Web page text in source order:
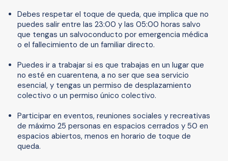
Debes respetar el toque de queda, que implica que no
puedes salir entre las 23:00 y las 05:00 horas salvo
que tengas un salvoconducto por emergencia médica
o el fallecimiento de un familiar directo.
Puedes ir a trabajar si es que trabajas en un lugar que
no esté en cuarentena, a no ser que sea servicio
esencial, y tengas un permiso de desplazamiento
colectivo o un permiso único colectivo.
Participar en eventos, reuniones sociales y recreativas
de máximo 25 personas en espacios cerrados y 50 en
espacios abiertos, menos en horario de toque de
queda.